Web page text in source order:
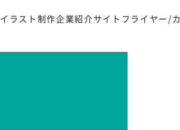
イラスト制作企業紹介サイト フライヤー/